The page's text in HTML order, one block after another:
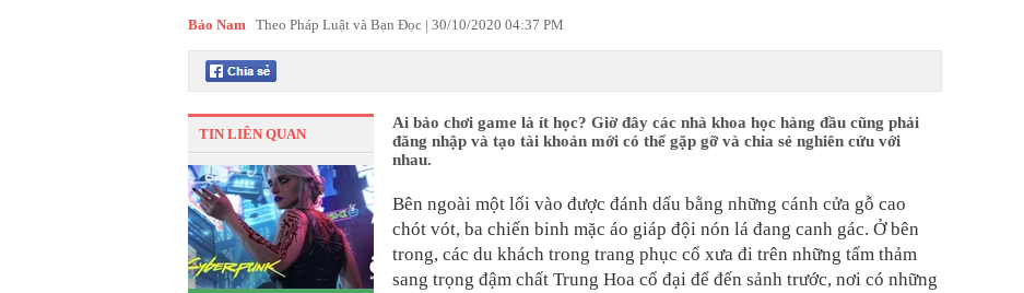
Bảo Nam Theo Pháp Luật và Bạn Đọc | 30/10/2020 04:37 PM
TIN LIÊN QUAN
Ai bảo chơi game là ít học? Giờ đây các nhà khoa học hàng đầu cũng phải
đăng nhập và tạo tài khoản mới có thể gặp gỡ và chia sẻ nghiên cứu với
nhau.
Bên ngoài một lối vào được đánh dấu bằng những cánh cửa gỗ cao
chót vót, ba chiến binh mặc áo giáp đội nón lá đang canh gác. Ở bên
trong, các du khách trong trang phục cổ xưa đi trên những tấm thảm
sang trọng đậm chất Trung Hoa cổ đại để đến sảnh trước, nơi có những